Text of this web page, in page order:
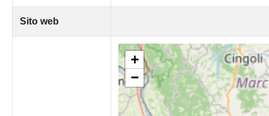
Sito web
+
−